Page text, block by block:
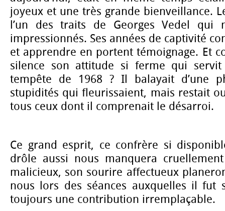
joyeux et une très grande bienveillance.
l’un des traits de Georges Vedel qui
impressionnés. Ses années de captivité
et apprendre en portent témoignage. Et
silence son attitude si ferme qui
tempête de 1968 ? Il balayait d’une
stupidités qui fleurissaient, mais restait
tous ceux dont il comprenait le désarroi.
Ce grand esprit, ce confrère si
drôle aussi nous manquera
malicieux, son sourire affectueux
nous lors des séances auxquelles il fut
toujours une contribution irremplaçable.